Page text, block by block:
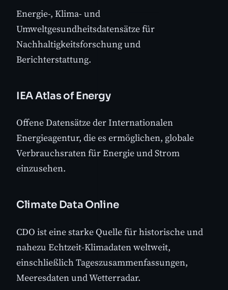
Energie-, Klima- und
Umweltgesundheitsdatensätze für
Nachhaltigkeitsforschung und
Berichterstattung.
IEA Atlas of Energy
Offene Datensätze der Internationalen
Energieagentur, die es ermöglichen, globale
Verbrauchsraten für Energie und Strom
einzusehen.
Climate Data Online
CDO ist eine starke Quelle für historische und
nahezu Echtzeit-Klimadaten weltweit,
einschließlich Tageszusammenfassungen,
Meeresdaten und Wetterradar.